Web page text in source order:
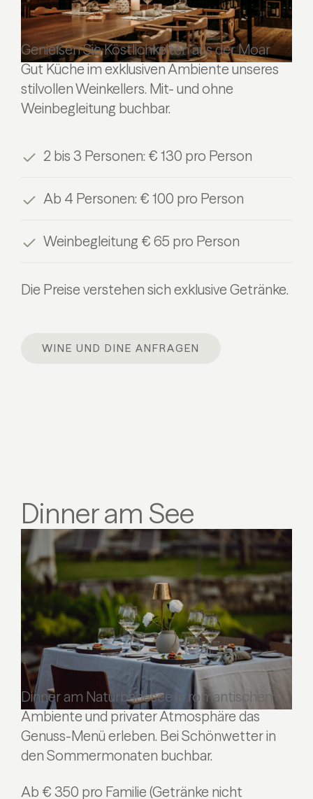
Genießen Sie Köstlichkeiten aus der Moar
Gut Küche im exklusiven Ambiente unseres
stilvollen Weinkellers. Mit- und ohne
Weinbegleitung buchbar.
2 bis 3 Personen: € 130 pro Person
Ab 4 Personen: € 100 pro Person
Weinbegleitung € 65 pro Person
Die Preise verstehen sich exklusive Getränke.
WINE UND DINE ANFRAGEN
Dinner am See
Dinner am Naturbadesee in romantischem
Ambiente und privater Atmosphäre das
Genuss-Menü erleben. Bei Schönwetter in
den Sommermonaten buchbar.
Ab € 350 pro Familie (Getränke nicht